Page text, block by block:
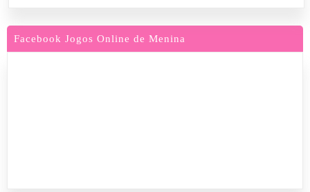
Facebook Jogos Online de Menina